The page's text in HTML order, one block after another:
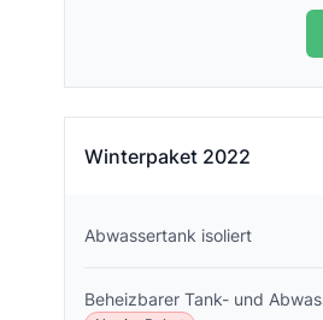
Winterpaket 2022
Abwassertank isoliert
Beheizbarer Tank- und